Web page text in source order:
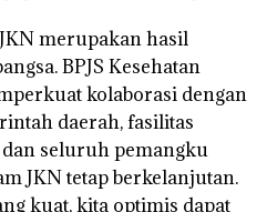
merupakan hasil
BPJS Kesehatan
kolaborasi dengan
daerah, fasilitas
dan seluruh pemangku
JKN tetap berkelanjutan.
kuat, kita optimis dapat